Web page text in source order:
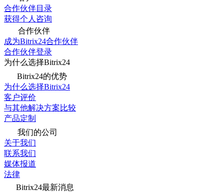
合作伙伴目录
获得个人咨询
合作伙伴
成为Bitrix24合作伙伴
合作伙伴登录
为什么选择Bitrix24
Bitrix24的优势
为什么选择Bitrix24
客户评价
与其他解决方案比较
产品定制
我们的公司
关于我们
联系我们
媒体报道
法律
Bitrix24最新消息